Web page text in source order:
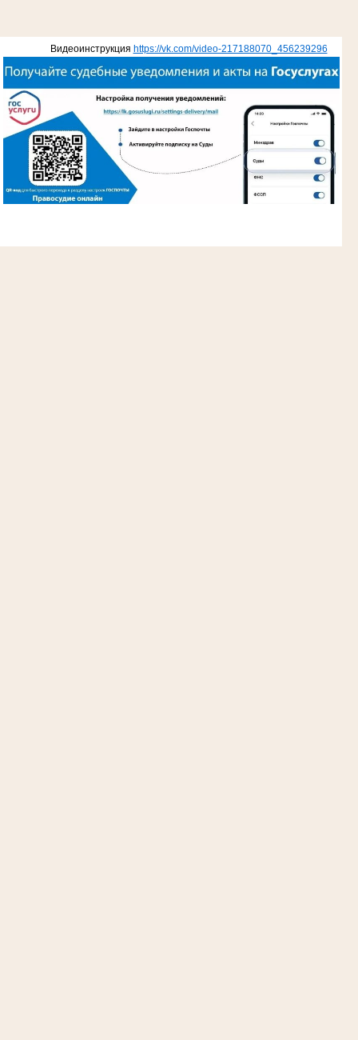
Видеоинструкция https://vk.com/video-217188070_456239296